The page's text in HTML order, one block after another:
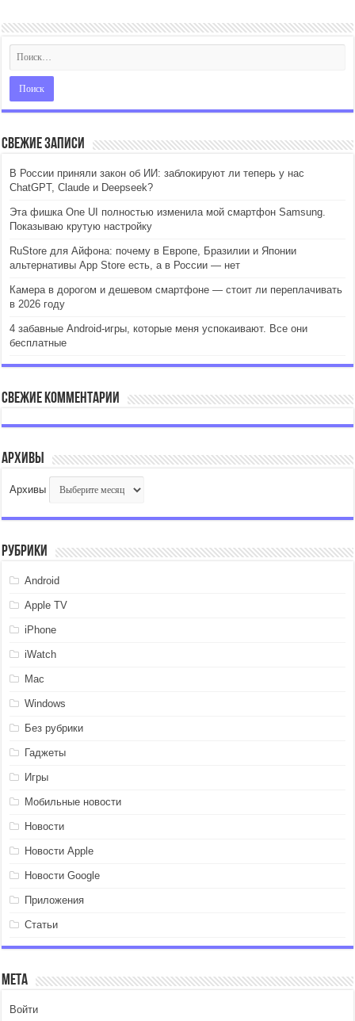
Свежие записи
В России приняли закон об ИИ: заблокируют ли теперь у нас
ChatGPT, Claude и Deepseek?
Эта фишка One UI полностью изменила мой смартфон Samsung.
Показываю крутую настройку
RuStore для Айфона: почему в Европе, Бразилии и Японии
альтернативы App Store есть, а в России — нет
Камера в дорогом и дешевом смартфоне — стоит ли переплачивать
в 2026 году
4 забавные Android-игры, которые меня успокаивают. Все они
бесплатные
Свежие комментарии
Архивы
Архивы
Рубрики
Android
Apple TV
iPhone
iWatch
Mac
Windows
Без рубрики
Гаджеты
Игры
Мобильные новости
Новости
Новости Apple
Новости Google
Приложения
Статьи
Мета
Войти